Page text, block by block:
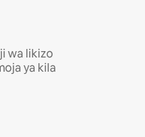
wa likizo
ya kila